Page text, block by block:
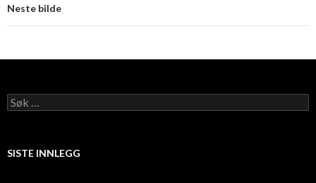
Neste bilde
Søk
etter:
SISTE INNLEGG